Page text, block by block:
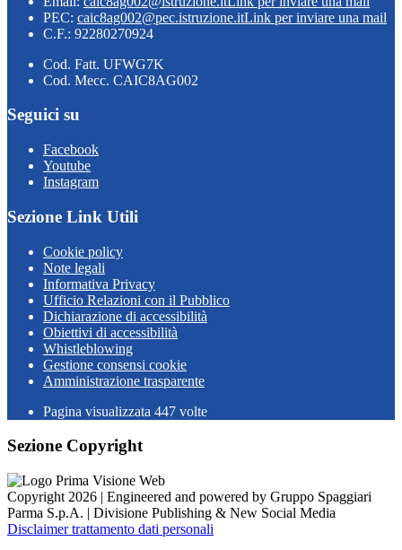
PEC: caic8ag002@pec.istruzione.itLink per inviare una mail
C.F.: 92280270924
Cod. Fatt. UFWG7K
Cod. Mecc. CAIC8AG002
Seguici su
Facebook
Youtube
Instagram
Sezione Link Utili
Cookie policy
Note legali
Informativa Privacy
Ufficio Relazioni con il Pubblico
Dichiarazione di accessibilità
Obiettivi di accessibilità
Whistleblowing
Gestione consensi cookie
Amministrazione trasparente
Pagina visualizzata 447 volte
Sezione Copyright
Copyright 2026 | Engineered and powered by Gruppo Spaggiari
Parma S.p.A. | Divisione Publishing & New Social Media
Disclaimer trattamento dati personali